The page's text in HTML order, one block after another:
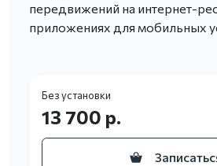
передвижений на интернет-
приложениях для мобильных
Без установки
13 700 р.